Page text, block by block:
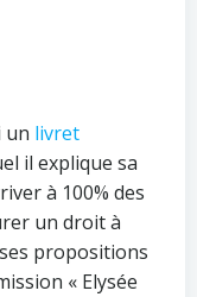
un livret
il explique sa
à 100% des
un droit à
propositions
« Elysée